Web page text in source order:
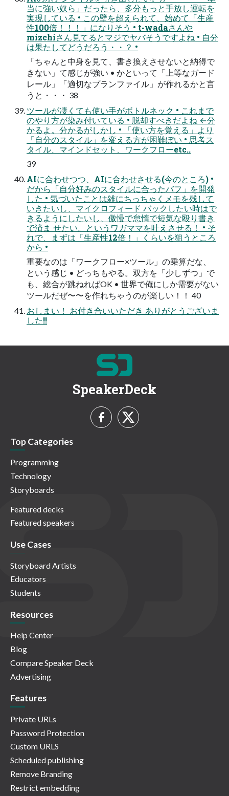
当に強い奴ら」だったら、多分もっと手放し運転を
実現している • この壁を超えられて、始めて「生産
性100倍！！！」になりそう • t-wadaさんや
mizchiさん見てるとマジでヤバそうですよね • 自分
は果たしてどうだろう・・？ •
「ちゃんと中身を見て、書き換えさせないと納得で
きない」て感じが強い • かといって「上等なガード
レール」「適切なプランファイル」が作れるかと言
うと・・・ 38
ツールが凄くても使い手がボトルネック • これまで
のやり方が染み付いている • 脱却すべきだよね ←分
かるよ。分かるがしかし • 「使い方を覚える」より
「自分のスタイル」を変える方が困難ぽい • 思考ス
タイル、マインドセット、ワークフローetc..
39
AIに合わせつつ、AIに合わせさせる(今のところ) •
だから「自分好みのスタイルに合ったバフ」を開発
した • 気づいたことは雑にちっちゃくメモを残して
いきたいし、マイクロフィード バックしたい時はで
きるようにしたいし、傲慢で怠惰で短気な殴り書き
で済ま せたい。というワガママを叶えさせる！ • そ
れで、まずは「生産性12倍！」くらいを狙うところ
から •
重要なのは「ワークフロー×ツール」の乗算だな、
という感じ • どっちもやる。双方を「少しずつ」で
も、総合が跳ねればOK • 世界で俺にしか需要がない
ツールだぜ〜〜を作れちゃうのが楽しい！！ 40
おしまい！ お付き合いいただき ありがとうございま
した!!
SpeakerDeck
Top Categories
Programming
Technology
Storyboards
Featured decks
Featured speakers
Use Cases
Storyboard Artists
Educators
Students
Resources
Help Center
Blog
Compare Speaker Deck
Advertising
Features
Private URLs
Password Protection
Custom URLS
Scheduled publishing
Remove Branding
Restrict embedding